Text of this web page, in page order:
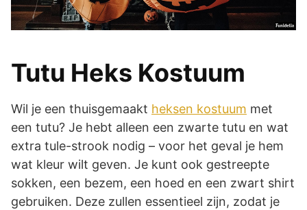
Tutu Heks Kostuum
Wil je een thuisgemaakt heksen kostuum met
een tutu? Je hebt alleen een zwarte tutu en wat
extra tule-strook nodig – voor het geval je hem
wat kleur wilt geven. Je kunt ook gestreepte
sokken, een bezem, een hoed en een zwart shirt
gebruiken. Deze zullen essentieel zijn, zodat je